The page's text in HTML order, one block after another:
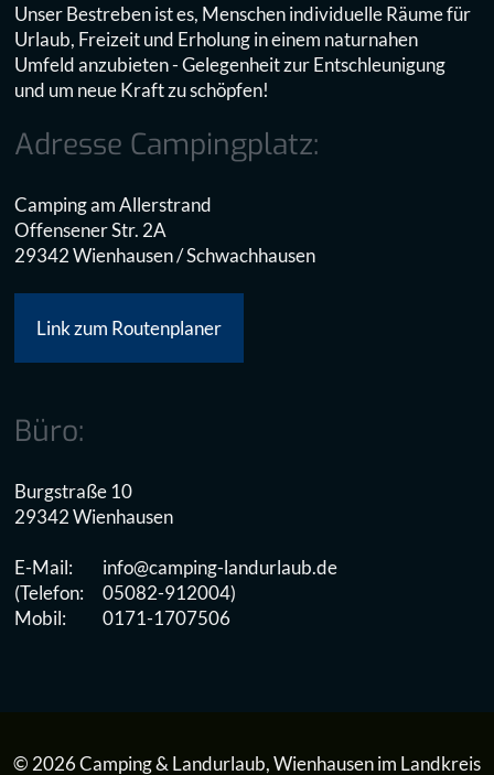
Unser Bestreben ist es, Menschen individuelle Räume für
Urlaub, Freizeit und Erholung in einem naturnahen
Umfeld anzubieten - Gelegenheit zur Entschleunigung
und um neue Kraft zu schöpfen!
Adresse Campingplatz:
Camping am Allerstrand
Offensener Str. 2A
29342 Wienhausen / Schwachhausen
Link zum Routenplaner
Büro:
Burgstraße 10
29342 Wienhausen
E-Mail:
info@camping-landurlaub.de
(Telefon:
05082-912004)
Mobil:
0171-1707506
© 2026 Camping & Landurlaub, Wienhausen im Landkreis